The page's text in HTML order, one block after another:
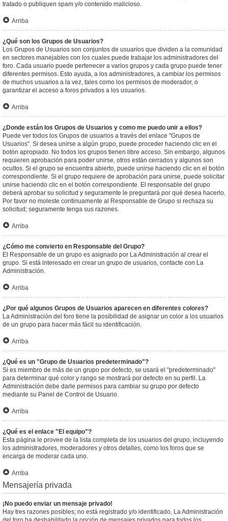
tratado o publiquen spam y/o contenido malicioso.
Arriba
¿Qué son los Grupos de Usuarios?
Los Grupos de Usuarios son conjuntos de usuarios que dividen a la comunidad
en sectores manejables con los cuales puede trabajar los administradores del
foro. Cada usuario puede pertenecer a varios grupos y cada grupo puede tener
diferentes permisos. Esto ayuda, a los administradores, a cambiar los permisos
de muchos usuarios a la vez, tales como los permisos de moderador, o
garantizar el acceso a foros privados a los usuarios.
Arriba
¿Donde están los Grupos de Usuarios y como me puedo unir a ellos?
Puede ver todos los Grupos de usuarios a través del enlace "Grupos de
Usuarios". Si desea unirse a algún grupo, puede proceder haciendo clic en el
botón apropiado. No todos los grupos tienen libre acceso. Sin embargo, algunos
requieren aprobación para poder unirse, otros están cerrados y algunos son
ocultos. Si el grupo se encuentra abierto, puede unirse haciendo clic en el botón
correspondiente. Si el grupo requiere de aprobación para unirse, puede solicitar
unirse haciendo clic en el botón correspondiente. El responsable del grupo
deberá aprobar su solicitud y seguramente le preguntará por qué desea hacerlo.
Por favor no moleste continuamente al Responsable de Grupo si rechaza su
solicitud; seguramente tenga sus razones.
Arriba
¿Cómo me convierto en Responsable del Grupo?
El Responsable de un grupo es asignado por La Administración al crear el
grupo. Si está interesado en crear un grupo de usuarios, contacte con La
Administración.
Arriba
¿Por qué algunos Grupos de Usuarios aparecen en diferentes colores?
La Administración del foro tiene la posibilidad de asignar un color a los usuarios
de un grupo para hacer más fácil su identificación.
Arriba
¿Qué es un "Grupo de Usuarios predeterminado"?
Si es miembro de más de un grupo por defecto, se usará el "predeterminado"
para determinar qué color y rango se mostrará por defecto en su perfil. La
Administración debe darle permisos para cambiar su grupo por defecto
mediante su Panel de Control de Usuario.
Arriba
¿Qué es el enlace "El equipo"?
Esta página le provee de la lista completa de los usuarios del grupo, incluyendo
los administradores, moderadores y otros detalles, como los foros que se
encarga de moderar cada uno.
Arriba
Mensajería privada
¡No puedo enviar un mensaje privado!
Hay tres razones posibles; no está registrado y/o identificado, La Administración